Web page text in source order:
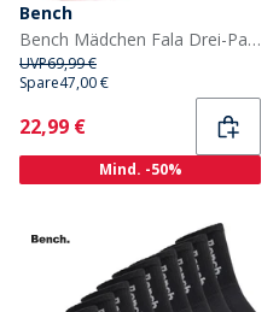
Bench
Bench Mädchen Fala Drei-Pack T-Shirts Marineblau/Rosa Herz/Rosa
UVP69,99 €
Spare47,00 €
Current
22,99 €
Mind. -50%